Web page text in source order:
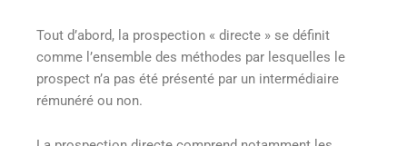
Tout d’abord, la prospection « directe » se définit
comme l’ensemble des méthodes par lesquelles le
prospect n’a pas été présenté par un intermédiaire
rémunéré ou non.